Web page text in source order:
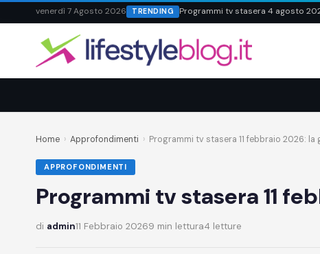
venerdì 7 Agosto 2026 TRENDING Programmi tv stasera 4 agosto
Home › Approfondimenti › Programmi tv stasera 11 febbraio 2026: la
APPROFONDIMENTI
Programmi tv stasera 11
di admin11 Febbraio 20269 min lettura4 letture